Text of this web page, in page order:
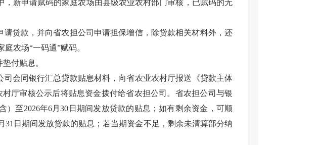
，新申请赋码的家庭农场由县级农业农村部门审核，已赋码的无
请贷款，并向省农担公司申请担保增信，除贷款相关材料外，还
农场“一码通”赋码。
付贴息。
司会同银行汇总贷款贴息材料，向省农业农村厅报送《贷款主体
厅审核公示后将贴息资金拨付给省农担公司。省农担公司与银
）至2026年6月30日期间发放贷款的贴息；如有剩余资金，可顺
31日期间发放贷款的贴息；若当期资金不足，剩余未清算部分纳